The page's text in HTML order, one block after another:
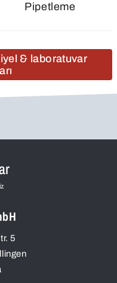
Pipetleme
& laboratuvar
5